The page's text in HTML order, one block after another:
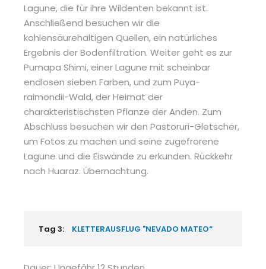
Lagune, die für ihre Wildenten bekannt ist.
Anschließend besuchen wir die
kohlensäurehaltigen Quellen, ein natürliches
Ergebnis der Bodenfiltration. Weiter geht es zur
Pumapa Shimi, einer Lagune mit scheinbar
endlosen sieben Farben, und zum Puya-
raimondii-Wald, der Heimat der
charakteristischsten Pflanze der Anden. Zum
Abschluss besuchen wir den Pastoruri-Gletscher,
um Fotos zu machen und seine zugefrorene
Lagune und die Eiswände zu erkunden. Rückkehr
nach Huaraz. Übernachtung.
Tag 3: KLETTERAUSFLUG "NEVADO MATEO“